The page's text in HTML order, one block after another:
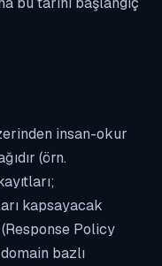
insan-okur
(örn.
kapsayacak
Policy
bazlı